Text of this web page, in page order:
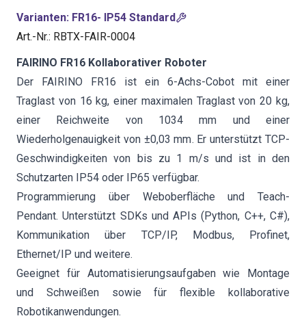
Varianten: FR16- IP54 Standard
Art.-Nr.: RBTX-FAIR-0004
FAIRINO FR16 Kollaborativer Roboter
Der FAIRINO FR16 ist ein 6-Achs-Cobot mit einer
Traglast von 16 kg, einer maximalen Traglast von 20 kg,
einer Reichweite von 1034 mm und einer
Wiederholgenauigkeit von ±0,03 mm. Er unterstützt TCP-
Geschwindigkeiten von bis zu 1 m/s und ist in den
Schutzarten IP54 oder IP65 verfügbar.
Programmierung über Weboberfläche und Teach-
Pendant. Unterstützt SDKs und APIs (Python, C++, C#),
Kommunikation über TCP/IP, Modbus, Profinet,
Ethernet/IP und weitere.
Geeignet für Automatisierungsaufgaben wie Montage
und Schweißen sowie für flexible kollaborative
Robotikanwendungen.